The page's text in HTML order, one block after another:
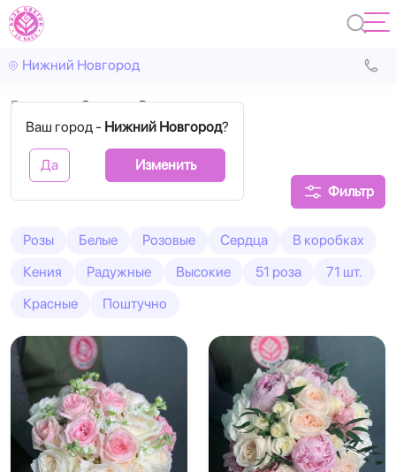
Нижний Новгород
Ваш город - Нижний Новгород?
Да Изменить
Главная Садовые Розы
Садовые Розы
Фильтр
Розы Белые Розовые Сердца
В коробках
Кения
Радужные Высокие 51 роза
71 шт.
Красные
Поштучно